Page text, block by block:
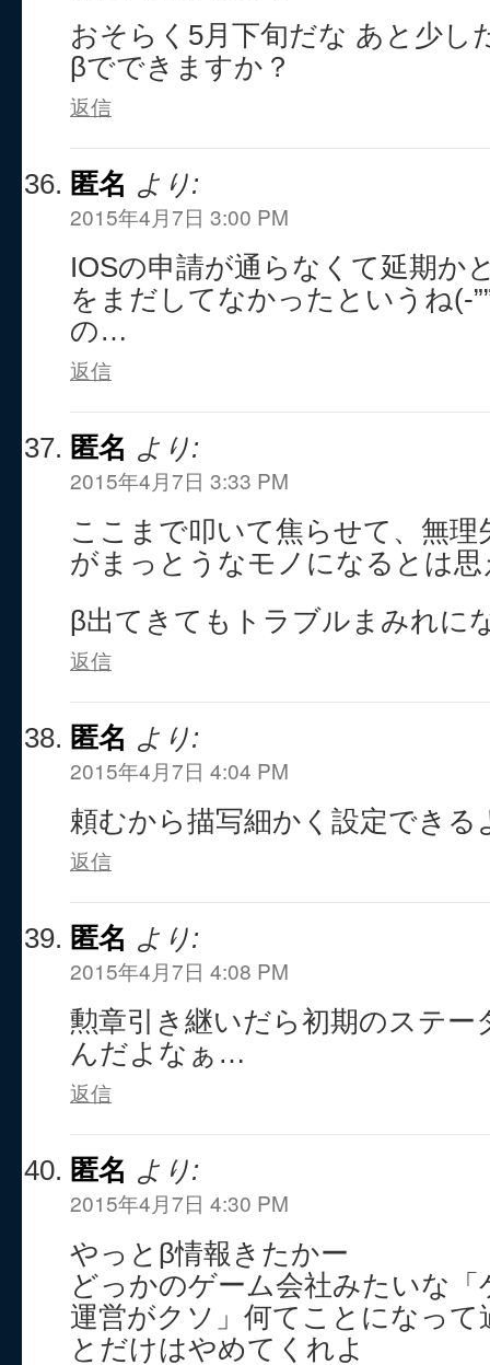
おそらく5月下旬だな あと少し
βでできますか？
返信
匿名 より:
2015年4月7日 3:00 PM
IOSの申請が通らなくて延期か
をまだしてなかったというね(-
の…
返信
匿名 より:
2015年4月7日 3:33 PM
ここまで叩いて焦らせて、無
がまっとうなモノになるとは
β出てきてもトラブルまみれ
返信
匿名 より:
2015年4月7日 4:04 PM
頼むから描写細かく設定できる
返信
匿名 より:
2015年4月7日 4:08 PM
勲章引き継いだら初期のステー
んだよなぁ…
返信
匿名 より:
2015年4月7日 4:30 PM
やっとβ情報きたかー
どっかのゲーム会社みたいな
運営がクソ」何てことになっ
とだけはやめてくれよ